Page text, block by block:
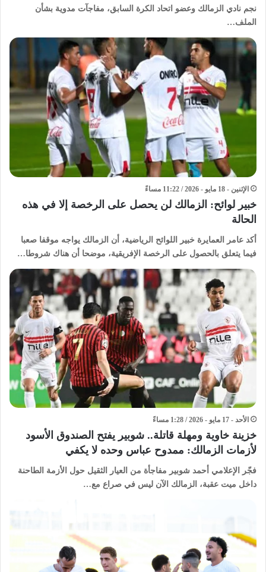
نجم نادي الزمالك وعضو اتحاد الكرة السابق، مفاجآت مدوية بشأن
الملف…
الإثنين - 18 مايو - 2026 / 11:22 مساءً
خبير لوائح: الزمالك لن يحصل على الرخصة إلا في هذه
الحالة
أكد عامر العمايرة خبير اللوائح الرياضية، أن الزمالك يواجه موقفا صعبا
فيما يتعلق بالحصول على الرخصة الإفريقية، موضحا أن هناك شروطا…
الأحد - 17 مايو - 2026 / 1:28 مساءً
خزينة خاوية ومهلة قاتلة.. شوبير يفتح الصندوق الأسود
لأزمات الزمالك: ممدوح عباس وحده لا يكفي
فجّر الإعلامي أحمد شوبير مفاجأة من العيار الثقيل حول الأزمة الطاحنة
داخل ميت عقبة، الزمالك الآن ليس في صراع مع…